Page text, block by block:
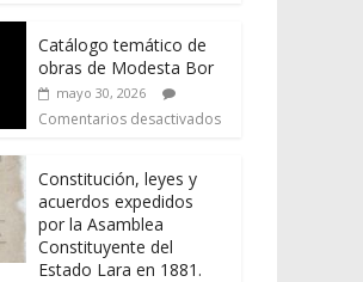
Catálogo temático de
obras de Modesta Bor
mayo 30, 2026
Comentarios desactivados
Constitución, leyes y
acuerdos expedidos
por la Asamblea
Constituyente del
Estado Lara en 1881.